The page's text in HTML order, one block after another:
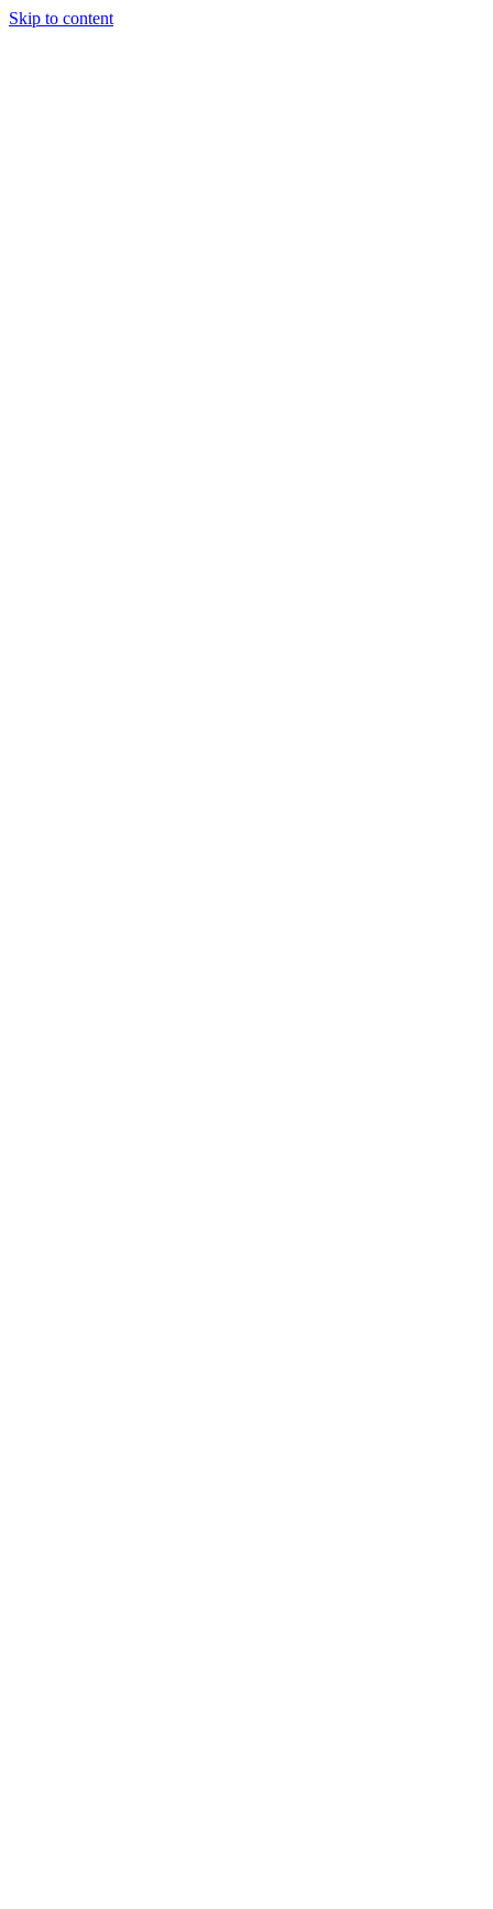
Skip to content